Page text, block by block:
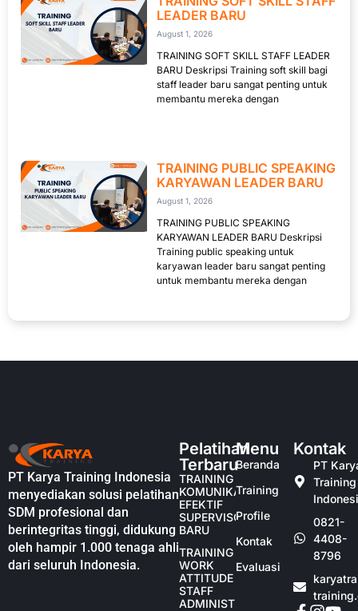
LEADER BARU
August 1, 2026
TRAINING SOFT SKILL STAFF LEADER
BARU Deskripsi Training soft skill bagi
staff leader baru sangat penting untuk
membantu mereka dengan
TRAINING PUBLIC SPEAKING
KARYAWAN LEADER BARU
August 1, 2026
TRAINING PUBLIC SPEAKING
KARYAWAN LEADER BARU Deskripsi
Training public speaking untuk
karyawan leader baru sangat penting
untuk membantu mereka dengan
PT Karya Training Indonesia
menyediakan solusi pelatihan
SDM profesional dan
berintegritas tinggi, didukung
oleh hampir 1.000 tenaga ahli
dari seluruh Indonesia.
Pelatihan
Terbaru
TRAINING
KOMUNIKASI
EFEKTIF
SUPERVISOR
BARU
TRAINING
WORK
ATTITUDE
STAFF
ADMINISTRASI
Menu
Beranda
Training
Profile
Kontak
Evaluasi
Kontak
PT
Training
0821-
4408-
8796